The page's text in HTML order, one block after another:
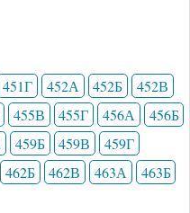
451Г 452А 452Б
452В
455В 455Г 456А
456Б
459Б 459В
459Г
462Б 462В 463А
463Б